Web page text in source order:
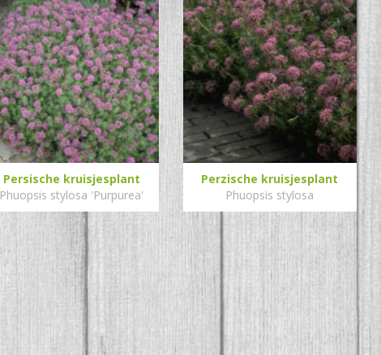
Persische kruisjesplant
Phuopsis stylosa 'Purpurea'
Perzische kruisjesplant
Phuopsis stylosa